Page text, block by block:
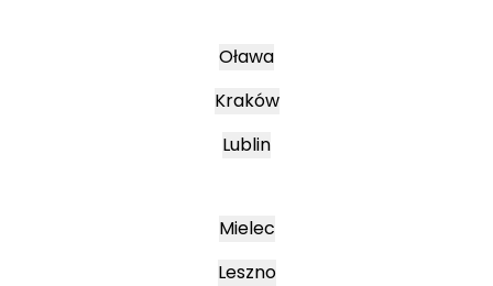
Oława
Kraków
Lublin
Mielec
Leszno